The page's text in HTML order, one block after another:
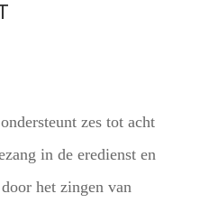
zes tot acht
in de eredienst en
het zingen van